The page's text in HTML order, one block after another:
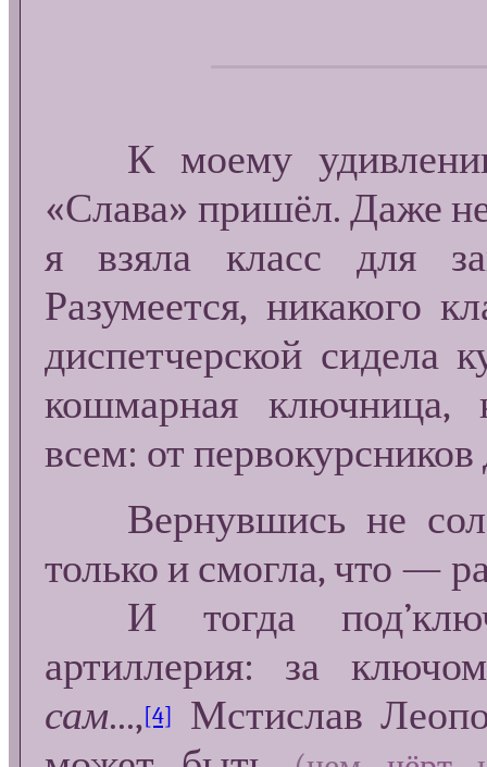
К моему
«Слава» пришёл. Даже
я взяла класс для
Разумеется, никакого
диспетчерской сидела
кошмарная ключница,
всем: от
Вернувшись не
только и смогла, что —
И тогда
артиллерия: за
сам...,[4]
Мстислав